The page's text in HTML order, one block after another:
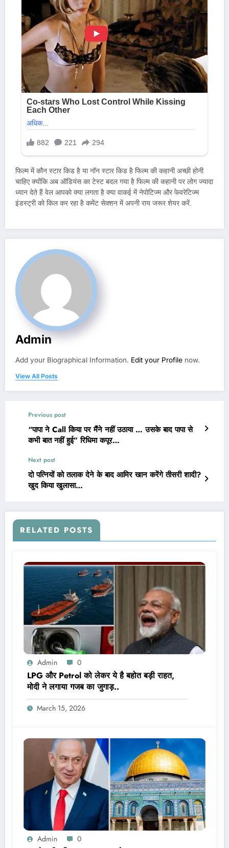
फिल्म में कौन स्टार किड है या नॉन स्टार किड है फिल्म की कहानी अच्छी होनी
चाहिए क्योंकि अब ऑडियंस का टेस्ट बदल गया है फिल्म की कहानी पर लोग ज्यादा
ध्यान देते हैं वेल आपको क्या लगता है क्या वाकई में नेपोटिज्म और फेवरेटिज्म
इंडस्ट्री को किल कर रहा है कमेंट सेक्शन में अपनी राय जरूर शेयर करें.
Admin
Add your Biographical Information. Edit your Profile now.
View All Posts
Previous post
“पापा ने Call किया पर मैंने नहीं उठाया … उसके बाद पापा से
कभी बात नहीं हुई” रिधिमा कपूर…
Next post
दो पत्नियों को तलाक देने के बाद आमिर खान करेंगे तीसरी शादी?
खुद किया खुलासा…
RELATED POSTS
Admin 0
LPG और Petrol को लेकर ये है बहोत बड़ी राहत,
मोदी ने लगाया गजब का जुगाड़..
March 15, 2026
Admin 0